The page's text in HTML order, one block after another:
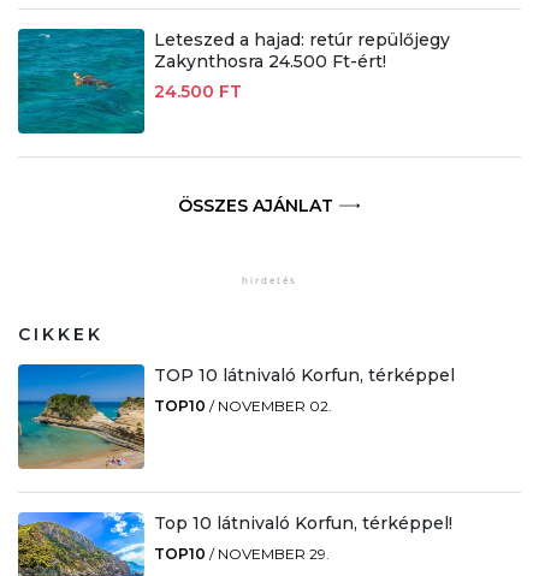
Leteszed a hajad: retúr repülőjegy
Zakynthosra 24.500 Ft-ért!
24.500 FT
ÖSSZES AJÁNLAT
CIKKEK
TOP 10 látnivaló Korfun, térképpel
TOP10 / NOVEMBER 02.
Top 10 látnivaló Korfun, térképpel!
TOP10 / NOVEMBER 29.